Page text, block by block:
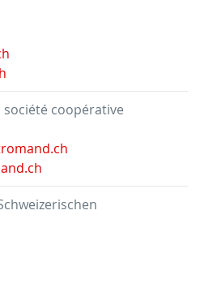
coopérative